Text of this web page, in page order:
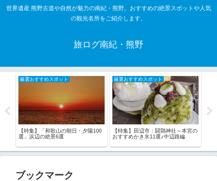
世界遺産 熊野古道や自然が魅力の南紀・熊野。おすすめの絶景スポットや人気
の観光名所をご紹介します。
旅ログ南紀・熊野
厳選おすすめスポット
【特集】「和歌山の朝日・夕陽100
選」浜辺の絶景6選
厳選おすすめスポット
【特集】田辺市：闘鶏神社～本宮の
おすすめかき氷11選♪中辺路編
ブックマーク